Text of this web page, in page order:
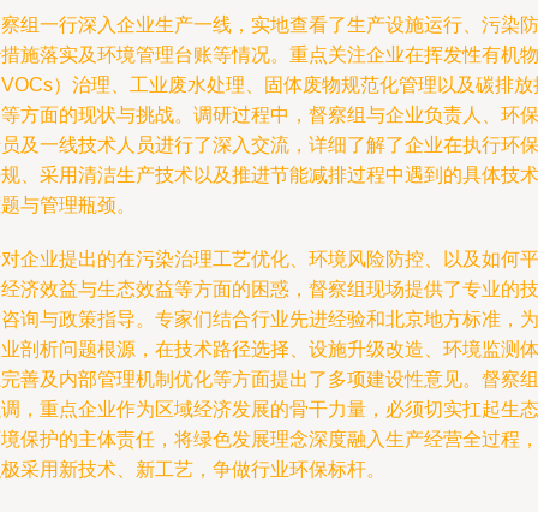
组一行深入企业生产一线，实地查看了生产设施运行、污染防
施落实及环境管理台账等情况。重点关注企业在挥发性有机物
）治理、工业废水处理、固体废物规范化管理以及碳排放
方面的现状与挑战。调研过程中，督察组与企业负责人、环保
及一线技术人员进行了深入交流，详细了解了企业在执行环保
、采用清洁生产技术以及推进节能减排过程中遇到的具体技术
与管理瓶颈。
企业提出的在污染治理工艺优化、环境风险防控、以及如何平
济效益与生态效益等方面的困惑，督察组现场提供了专业的技
询与政策指导。专家们结合行业先进经验和北京地方标准，为
剖析问题根源，在技术路径选择、设施升级改造、环境监测体
善及内部管理机制优化等方面提出了多项建设性意见。督察组
，重点企业作为区域经济发展的骨干力量，必须切实扛起生态
保护的主体责任，将绿色发展理念深度融入生产经营全过程，
采用新技术、新工艺，争做行业环保标杆。